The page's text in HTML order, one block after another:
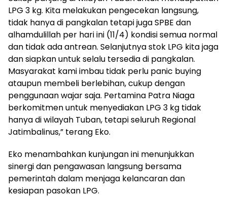
LPG 3 kg. Kita melakukan pengecekan langsung,
tidak hanya di pangkalan tetapi juga SPBE dan
alhamdulillah per hari ini (11/4) kondisi semua normal
dan tidak ada antrean. Selanjutnya stok LPG kita jaga
dan siapkan untuk selalu tersedia di pangkalan.
Masyarakat kami imbau tidak perlu panic buying
ataupun membeli berlebihan, cukup dengan
penggunaan wajar saja. Pertamina Patra Niaga
berkomitmen untuk menyediakan LPG 3 kg tidak
hanya di wilayah Tuban, tetapi seluruh Regional
Jatimbalinus,” terang Eko.
Eko menambahkan kunjungan ini menunjukkan
sinergi dan pengawasan langsung bersama
pemerintah dalam menjaga kelancaran dan
kesiapan pasokan LPG.